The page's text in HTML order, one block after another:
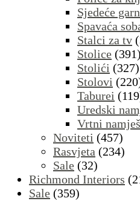
Sjedeće
Spavaća
Stalci za tv
Stolice (391)
Stolići (327)
Stolovi
Taburei
Uredski
Vrtni
Noviteti (457)
Rasvjeta (234)
Sale (32)
Richmond Interiors
Sale (359)